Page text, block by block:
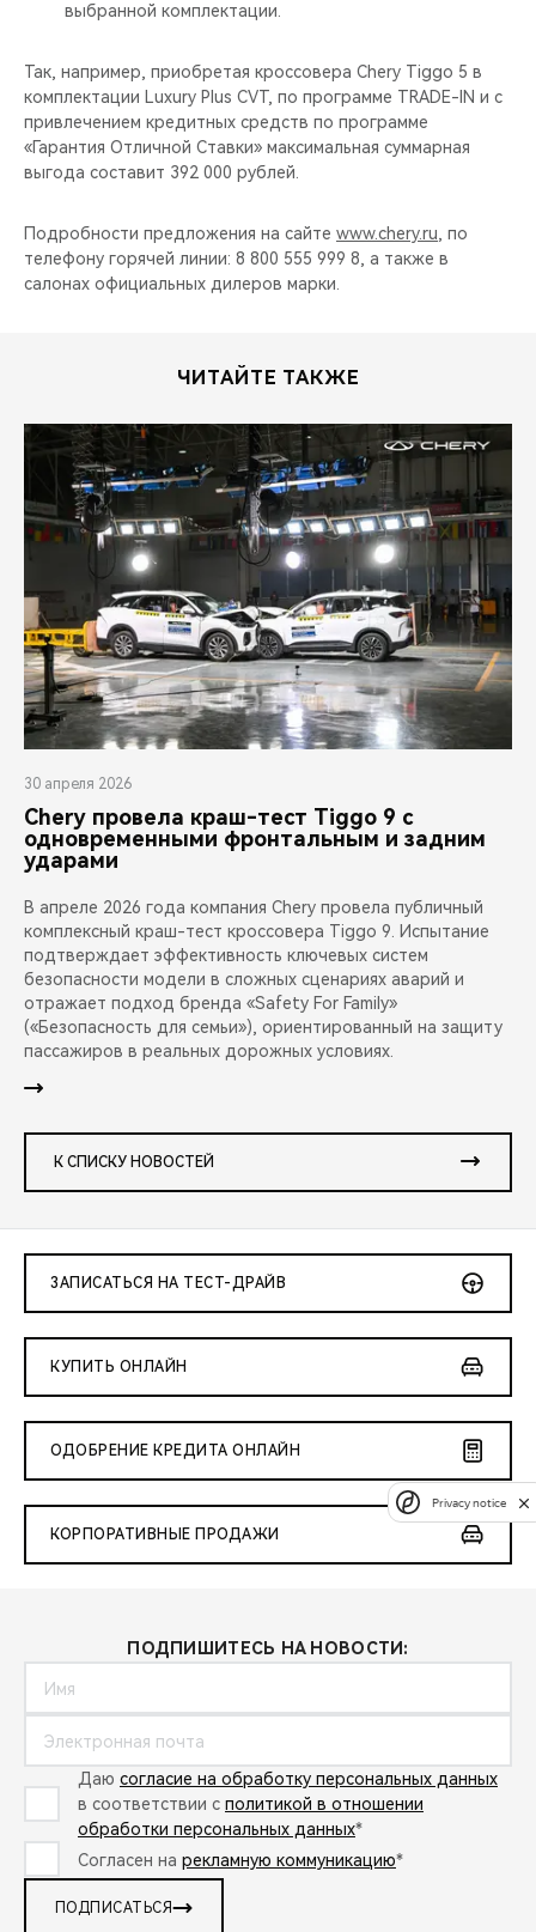
выбранной комплектации.
Так, например, приобретая кроссовера Chery Tiggo 5 в
комплектации Luxury Plus CVT, по программе TRADE-IN и с
привлечением кредитных средств по программе
«Гарантия Отличной Ставки» максимальная суммарная
выгода составит 392 000 рублей.
Подробности предложения на сайте www.chery.ru , по
телефону горячей линии: 8 800 555 999 8, а также в
салонах официальных дилеров марки.
ЧИТАЙТЕ ТАКЖЕ
30 апреля 2026
Chery провела краш-тест Tiggo 9 с
одновременными фронтальным и задним
ударами
В апреле 2026 года компания Chery провела публичный
комплексный краш-тест кроссовера Tiggo 9. Испытание
подтверждает эффективность ключевых систем
безопасности модели в сложных сценариях аварий и
отражает подход бренда «Safety For Family»
(«Безопасность для семьи»), ориентированный на защиту
пассажиров в реальных дорожных условиях.
К СПИСКУ НОВОСТЕЙ
ЗАПИСАТЬСЯ НА ТЕСТ-ДРАЙВ
КУПИТЬ ОНЛАЙН
ОДОБРЕНИЕ КРЕДИТА ОНЛАЙН
КОРПОРАТИВНЫЕ ПРОДАЖИ
ПОДПИШИТЕСЬ НА НОВОСТИ:
Даю согласие на обработку персональных данных
в соответствии с политикой в отношении
обработки персональных данных*
Согласен на рекламную коммуникацию*
ПОДПИСАТЬСЯ
Privacy notice